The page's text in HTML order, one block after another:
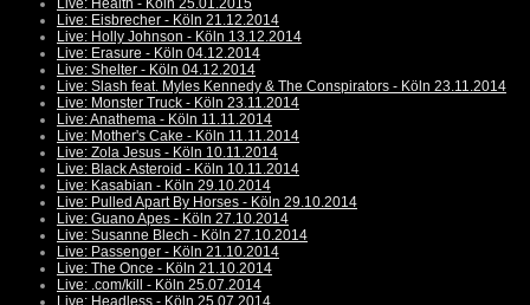
Live: Health - Köln 25.01.2015
Live: Eisbrecher - Köln 21.12.2014
Live: Holly Johnson - Köln 13.12.2014
Live: Erasure - Köln 04.12.2014
Live: Shelter - Köln 04.12.2014
Live: Slash feat. Myles Kennedy & The Conspirators - Köln 23.11.2014
Live: Monster Truck - Köln 23.11.2014
Live: Anathema - Köln 11.11.2014
Live: Mother's Cake - Köln 11.11.2014
Live: Zola Jesus - Köln 10.11.2014
Live: Black Asteroid - Köln 10.11.2014
Live: Kasabian - Köln 29.10.2014
Live: Pulled Apart By Horses - Köln 29.10.2014
Live: Guano Apes - Köln 27.10.2014
Live: Susanne Blech - Köln 27.10.2014
Live: Passenger - Köln 21.10.2014
Live: The Once - Köln 21.10.2014
Live: .com/kill - Köln 25.07.2014